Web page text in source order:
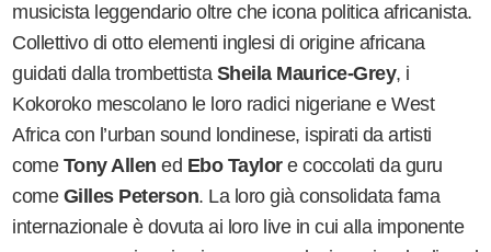
musicista leggendario oltre che icona politica africanista.
Collettivo di otto elementi inglesi di origine africana
guidati dalla trombettista Sheila Maurice-Grey, i
Kokoroko mescolano le loro radici nigeriane e West
Africa con l ’urban sound londinese, ispirati da artisti
come Tony Allen ed Ebo Taylore coccolati da guru
come Gilles Peterson. La loro già consolidata fama
internazionale è dovuta ai loro live in cui alla imponente